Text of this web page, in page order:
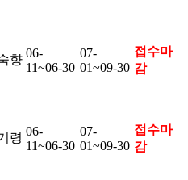
향 06-
11~06-30
07-
01~09-30
접수마
감
령 06-
11~06-30
07-
01~09-30
접수마
감